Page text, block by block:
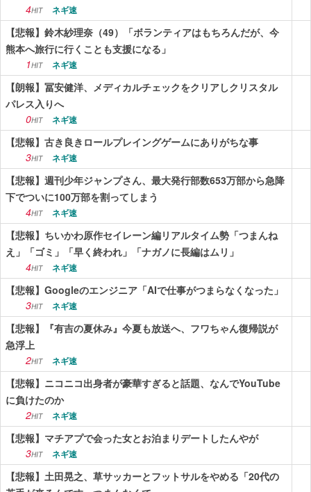
4HIT ネギ速
【悲報】鈴木紗理奈（49）「ボランティアはもちろんだが、今
熊本へ旅行に行くことも支援になる」
1HIT ネギ速
【朗報】冨安健洋、メディカルチェックをクリアしクリスタル
パレス入りへ
0HIT ネギ速
【悲報】古き良きロールプレイングゲームにありがちな事
3HIT ネギ速
【悲報】週刊少年ジャンプさん、最大発行部数653万部から急降
下でついに100万部を割ってしまう
4HIT ネギ速
【悲報】ちいかわ原作セイレーン編リアルタイム勢「つまんね
え」「ゴミ」「早く終われ」「ナガノに長編はムリ」
4HIT ネギ速
【悲報】Googleのエンジニア「AIで仕事がつまらなくなった」
3HIT ネギ速
【悲報】『有吉の夏休み』今夏も放送へ、フワちゃん復帰説が
急浮上
2HIT ネギ速
【悲報】ニコニコ出身者が豪華すぎると話題、なんでYouTube
に負けたのか
2HIT ネギ速
【悲報】マチアプで会った女とお泊まりデートしたんやが
3HIT ネギ速
【悲報】土田晃之、草サッカーとフットサルをやめる「20代の